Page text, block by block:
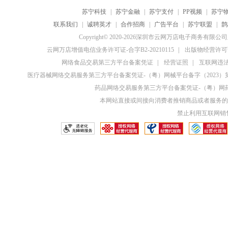
苏宁科技 苏宁金融 苏宁支付 PP视频
苏宁
联系我们
诚聘英才 合作招商 广告平台 苏宁联盟
Copyright© 2020-2026深圳市云网万店电子商务有限公
云网万店增值电信业务许可证-合字B2-20210115
出版物经营许
网络食品交易第三方平台备案凭证
经营证照
互联网违
医疗器械网络交易服务第三方平台备案凭证-（粤）网械平台备字（2023）
药品网络交易服务第三方平台备案凭证-（粤）网
本网站直接或间接向消费者推销商品或者服务
禁止利用互联网销